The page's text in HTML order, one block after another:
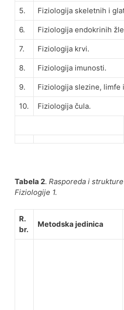
5. Fiziologija skeletnih i
6. Fiziologija endokrinih
7. Fiziologija krvi.
8. Fiziologija imunosti.
9. Fiziologija slezine, limfe
10. Fiziologija čula.
Tabela 2. Rasporeda i
Fiziologije 1.
R.
br.
Metodska jedinica